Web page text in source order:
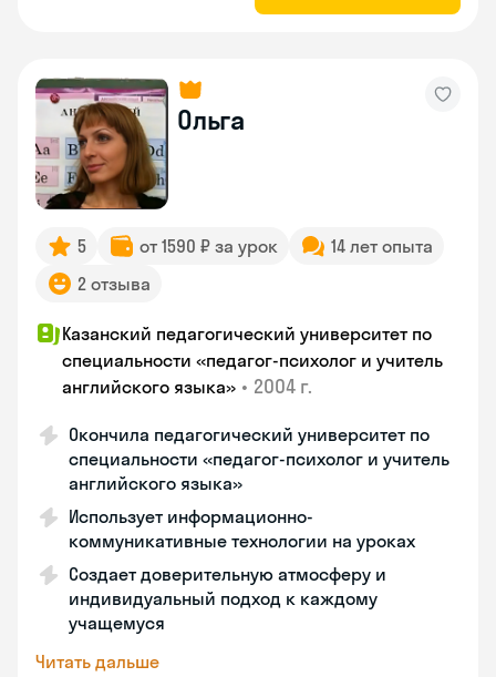
Ольга
5 от 1590 ₽ за урок
14 лет опыта
2 отзыва
Казанский педагогический университет по
специальности «педагог-психолог и учитель
английского языка» • 2004 г.
Окончила педагогический университет по
специальности «педагог-психолог и учитель
английского языка»
Использует информационно-
коммуникативные технологии на уроках
Создает доверительную атмосферу и
индивидуальный подход к каждому
учащемуся
Читать дальше